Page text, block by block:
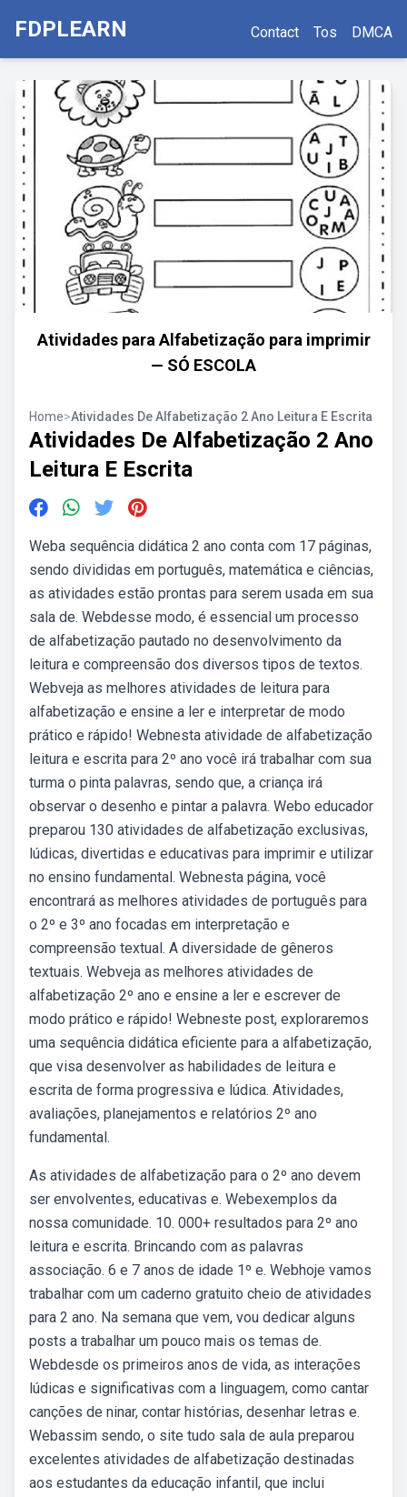
FDPLEARN Contact Tos DMCA
Atividades para Alfabetização para imprimir
— SÓ ESCOLA
Home>Atividades De Alfabetização 2 Ano Leitura E Escrita
Atividades De Alfabetização 2 Ano
Leitura E Escrita
Weba sequência didática 2 ano conta com 17 páginas,
sendo divididas em português, matemática e ciências,
as atividades estão prontas para serem usada em sua
sala de. Webdesse modo, é essencial um processo
de alfabetização pautado no desenvolvimento da
leitura e compreensão dos diversos tipos de textos.
Webveja as melhores atividades de leitura para
alfabetização e ensine a ler e interpretar de modo
prático e rápido! Webnesta atividade de alfabetização
leitura e escrita para 2º ano você irá trabalhar com sua
turma o pinta palavras, sendo que, a criança irá
observar o desenho e pintar a palavra. Webo educador
preparou 130 atividades de alfabetização exclusivas,
lúdicas, divertidas e educativas para imprimir e utilizar
no ensino fundamental. Webnesta página, você
encontrará as melhores atividades de português para
o 2º e 3º ano focadas em interpretação e
compreensão textual. A diversidade de gêneros
textuais. Webveja as melhores atividades de
alfabetização 2º ano e ensine a ler e escrever de
modo prático e rápido! Webneste post, exploraremos
uma sequência didática eficiente para a alfabetização,
que visa desenvolver as habilidades de leitura e
escrita de forma progressiva e lúdica. Atividades,
avaliações, planejamentos e relatórios 2º ano
fundamental.
As atividades de alfabetização para o 2º ano devem
ser envolventes, educativas e. Webexemplos da
nossa comunidade. 10. 000+ resultados para 2º ano
leitura e escrita. Brincando com as palavras
associação. 6 e 7 anos de idade 1º e. Webhoje vamos
trabalhar com um caderno gratuito cheio de atividades
para 2 ano. Na semana que vem, vou dedicar alguns
posts a trabalhar um pouco mais os temas de.
Webdesde os primeiros anos de vida, as interações
lúdicas e significativas com a linguagem, como cantar
canções de ninar, contar histórias, desenhar letras e.
Webassim sendo, o site tudo sala de aula preparou
excelentes atividades de alfabetização destinadas
aos estudantes da educação infantil, que inclui